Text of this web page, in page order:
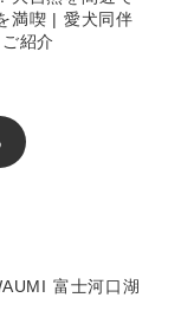
満喫 | 愛犬同伴
紹介
富士河口湖